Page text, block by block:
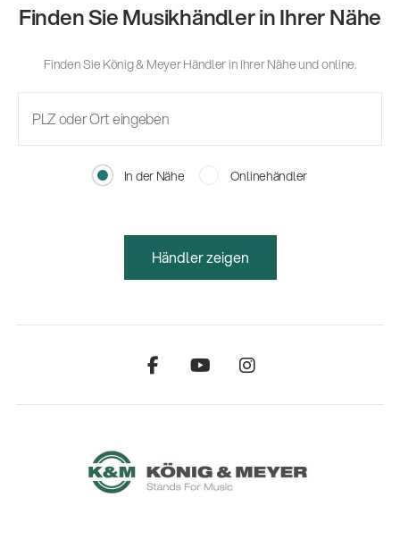
Finden Sie Musikhändler in Ihrer Nähe
Finden Sie König & Meyer Händler in Ihrer Nähe und online.
In der Nähe Onlinehändler
Händler zeigen